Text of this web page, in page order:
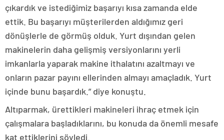
çıkardık ve istediğimiz başarıyı kısa zamanda elde
ettik. Bu başarıyı müşterilerden aldığımız geri
dönüşlerle de görmüş olduk. Yurt dışından gelen
makinelerin daha gelişmiş versiyonlarını yerli
imkanlarla yaparak makine ithalatını azaltmayı ve
onların pazar payını ellerinden almayı amaçladık. Yurt
içinde bunu başardık.” diye konuştu.
Altıparmak, ürettikleri makineleri ihraç etmek için
çalışmalara başladıklarını, bu konuda da önemli mesafe
kat ettiklerini söyledi.